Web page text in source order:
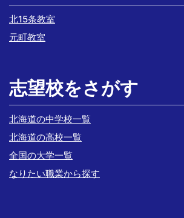
北15条教室
元町教室
志望校をさがす
北海道の中学校一覧
北海道の高校一覧
全国の大学一覧
なりたい職業から探す